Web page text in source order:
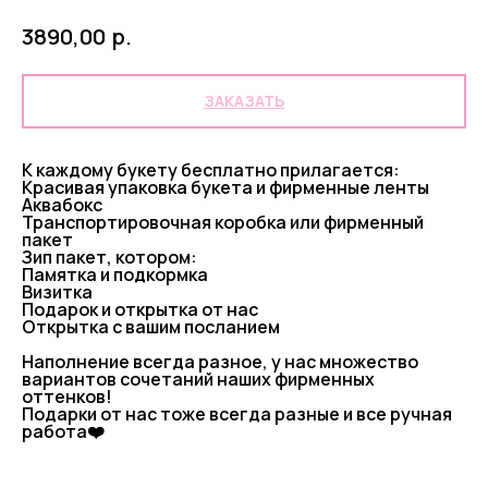
3890,00 р.
ЗАКАЗАТЬ
К каждому букету бесплатно прилагается:
Красивая упаковка букета и фирменные ленты
Аквабокс
Транспортировочная коробка или фирменный
пакет
Зип пакет, котором:
Памятка и подкормка
Визитка
Подарок и открытка от нас
Открытка с вашим посланием
Наполнение всегда разное, у нас множество
вариантов сочетаний наших фирменных
оттенков!
Подарки от нас тоже всегда разные и все ручная
работа❤️